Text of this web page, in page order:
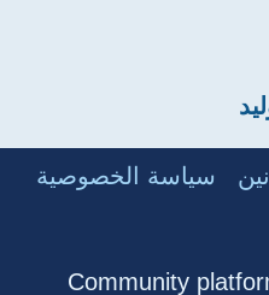
سياسة الخصوصية
Community